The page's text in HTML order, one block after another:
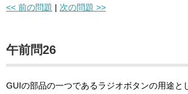
<< 前の問題 | 次の問題 >>
午前問26
GUIの部品の一つであるラジオボタンの用途と